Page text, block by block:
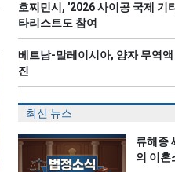
호찌민시, '2026 사이공 국제 기
타리스트도 참여
베트남-말레이시아, 양자 무역
진
최신 뉴스
류해종
의 이혼